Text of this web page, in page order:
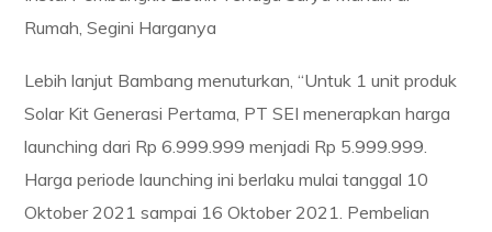
Rumah, Segini Harganya
Lebih lanjut Bambang menuturkan, “Untuk 1 unit produk
Solar Kit Generasi Pertama, PT SEI menerapkan harga
launching dari Rp 6.999.999 menjadi Rp 5.999.999.
Harga periode launching ini berlaku mulai tanggal 10
Oktober 2021 sampai 16 Oktober 2021. Pembelian